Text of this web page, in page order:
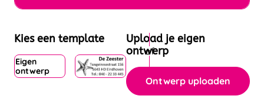
Kies een template
Eigen
ontwerp
Upload je eigen
ontwerp
Ontwerp uploaden